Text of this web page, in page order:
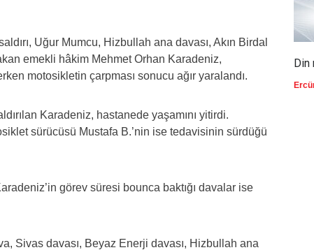
Uğur Mumcu, Hizbullah ana davası, Akın Birdal
emekli hâkim Mehmet Orhan Karadeniz,
motosikletin çarpması sonucu ağır yaralandı.
Karadeniz, hastanede yaşamını yitirdi.
sürücüsü Mustafa B.’nin ise tedavisinin sürdüğü
görev süresi bounca baktığı davalar ise
Sivas davası, Beyaz Enerji davası, Hizbullah ana
Din